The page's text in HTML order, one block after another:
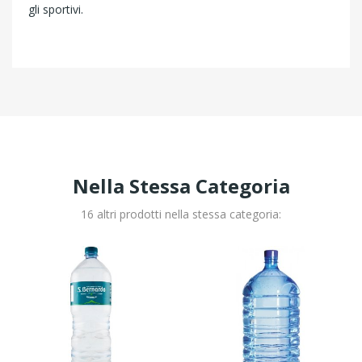
gli sportivi.
Nella Stessa Categoria
16 altri prodotti nella stessa categoria: